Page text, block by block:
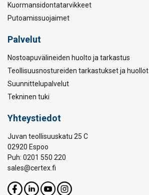
Kuormansidontatarvikkeet
Putoamissuojaimet
Palvelut
Nostoapuvälineiden huolto ja tarkastus
Teollisuusnostureiden tarkastukset ja huollot
Suunnittelupalvelut
Tekninen tuki
Yhteystiedot
Juvan teollisuuskatu 25 C
02920 Espoo
Puh: 0201 550 220
sales@certex.fi